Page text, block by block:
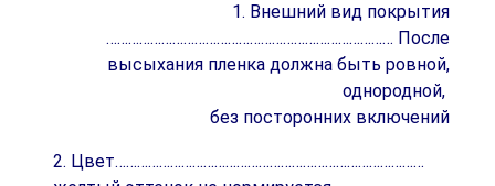
1. Внешний вид покрытия
…………………………………………………………………… После
высыхания пленка должна быть ровной,
однородной,
без посторонних включений
2. Цвет…………………………………………………………………………